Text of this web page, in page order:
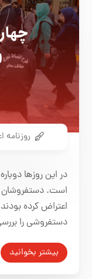
روزنامه
در این روزها
است. دستفروشان
اعتراض کرده
دستفروشی را
بیشتر بخوانید